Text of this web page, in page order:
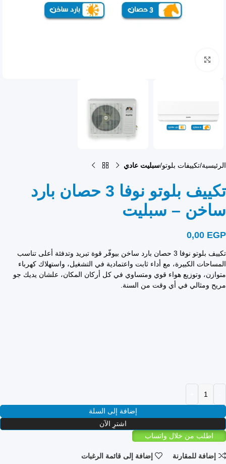
الرئيسية تكييفات بلوتو سبليت عادي
تكييف بلوتو نوفا 3 حصان بارد
ساخن – سبليت
0,00 EGP
تكييف بلوتو نوفا 3 حصان بارد ساخن بيوفّر قوة تبريد وتدفئة أعلى تناسب
المساحات الكبيرة، مع أداء ثابت واعتمادية في التشغيل، واستهلاك كهرباء
متوازن، وتوزيع هواء قوي ومتساوي في كل أركان المكان، علشان يديك جو
مريح ومثالي في أي وقت من السنة.
إضافة إلى السلة
اشترِ الآن
اطلب من خلال واتساب
إضافة للمقارنة إضافة إلى قائمة الرغبات